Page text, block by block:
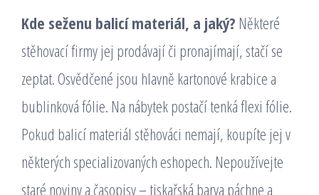
Kde seženu balicí materiál, a jaký? Některé
stěhovací firmy jej prodávají či pronajímají, stačí se
zeptat. Osvědčené jsou hlavně kartonové krabice a
bublinková fólie. Na nábytek postačí tenká flexi fólie.
Pokud balicí materiál stěhováci nemají, koupíte jej v
některých specializovaných eshopech. Nepoužívejte
staré noviny a časopisy – tiskařská barva páchne a